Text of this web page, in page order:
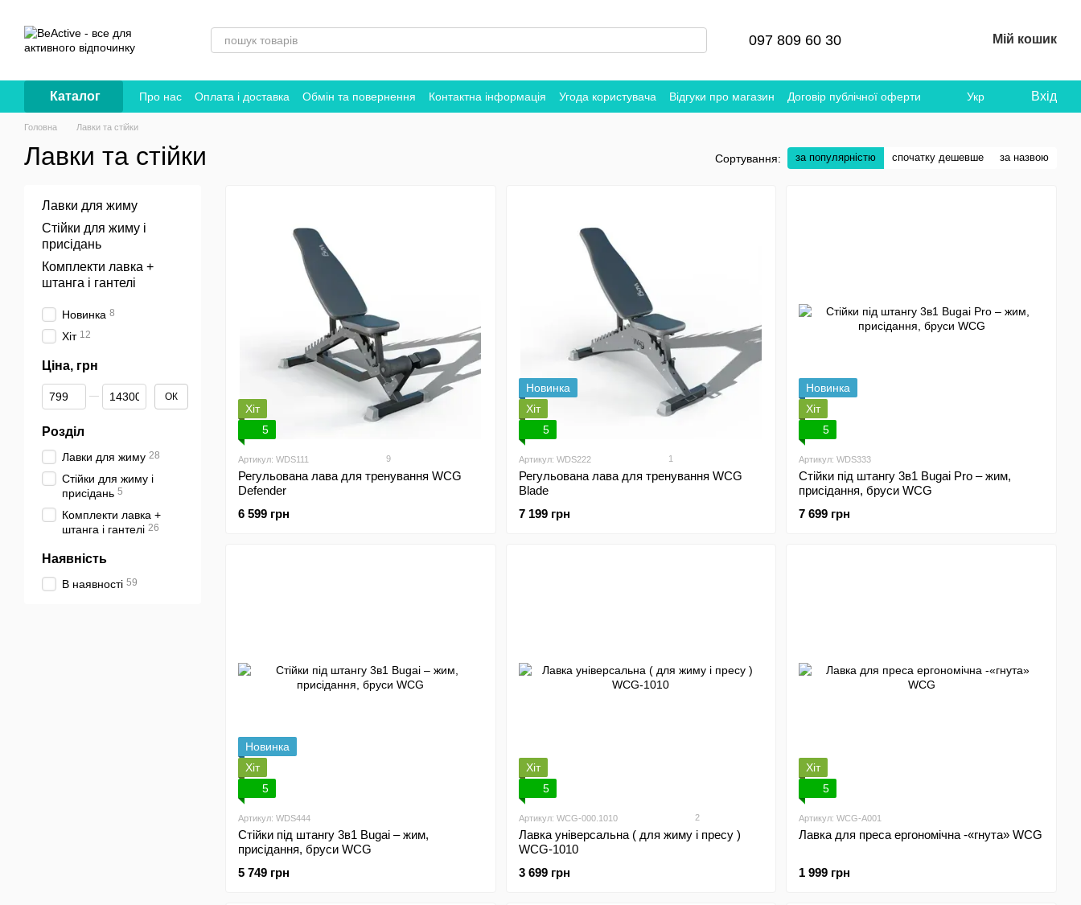
097 809 60 30 Мій кошик
Каталог Про нас Оплата і доставка Обмін та повернення Контактна інформація Угода користувача Відгуки про магазин Договір публічної оферти Укр Вхід
Головна Лавки та стійки
Лавки та стійки Сортування: за популярністю спочатку дешевше за назвою
Хіт
5
Артикул: WDS111 9
Регульована лава для тренування WCG
Defender
6 599 грн
Новинка
Хіт
5
Артикул: WDS222 1
Регульована лава для тренування WCG
Blade
7 199 грн
Новинка
Хіт
5
Артикул: WDS333
Стійки під штангу 3в1 Bugai Pro – жим,
присідання, бруси WCG
7 699 грн
Новинка
Хіт
5
Артикул: WDS444
Стійки під штангу 3в1 Bugai – жим,
присідання, бруси WCG
5 749 грн
Хіт
5
Артикул: WCG-000.1010 2
Лавка універсальна ( для жиму і пресу )
WCG-1010
3 699 грн
Хіт
5
Артикул: WCG-A001
Лавка для преса ергономічна -«гнута» WCG
1 999 грн
Лавки для жиму
Стійки для жиму і
присідань
Комплекти лавка +
штанга і гантелі
Новинка 8
Хіт 12
Ціна, грн
Від Ціна, грн
До Ціна, грн ОК
Розділ
Лавки для жиму 28
Стійки для жиму і
присідань 5
Комплекти лавка +
штанга і гантелі 26
Наявність
В наявності 59